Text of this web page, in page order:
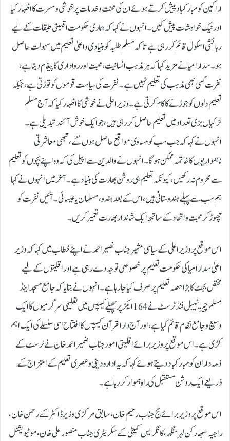
اراکین کو مبارکباد پیش کرتے ہوئے ان کی محنت و خدمات پر خوشی و مسرت کا اظہار کیا
اور نیک خواہشات پیش کیں۔انہوں نے کہا کہ ہماری حکومت اقلیتی طبقات کے لیے
رہائشی اسکول قائم کر رہی ہے تاکہ مسلم طلبہ کو بنیادی و اعلیٰ تعلیم میں سہولت حاصل
ہو۔سدارامیا نے مزید کہا کہ ہر مذہب انسانیت، محبت اور رواداری کا پیغام دیتا ہے،
نفرت کسی بھی مذہب کی تعلیم نہیں ہے۔ نفرت کی سیاست قوموں کو توڑتی ہے، جبکہ
تعلیم دلوں کو جوڑنے کا کام کرتی ہے۔ وزیر اعلیٰ نے خوشی کا اظہار کیا کہ آج مسلم
لڑکیاں بڑی تعداد میں تعلیم حاصل کر رہی ہیں، جو ایک خوش آئند تبدیلی ہے۔
انہوں نے کہا کہ جب سب کو مساوی مواقع حاصل ہوں گے، تبھی معاشرتی
ناہمواریوں کا خاتمہ ممکن ہوگا۔ انہوں نے والدین سے اپیل کی کہ وہ اپنے بچوں کو تعلیم
سے محروم نہ رکھیں، کیونکہ تعلیم ہی روشن بھارت کی بنیاد ہے۔ آخر میں انہوں نے کہا
ہم سب سے پہلے ہندوستانی ہیں، اس کے بعد ہندو، مسلمان یا عیسائی۔ آئیں نفرت کو
چھوڑ کر محبت و اتحاد کے ساتھ ایک شاندار بھارت تعمیر کریں۔
اس موقع پر وزیر اعلیٰ کے سیاسی مشیر جناب نصیر احمد نے اپنے خطاب میں کہا کہ وزیر
اعلیٰ سدارامیا کی حکومت تعلیم پر خصوصی توجہ دے رہی ہے اور اقلیتوں کے لیے
مختص بجٹ کا بڑا حصہ تعلیم پر صرف کیا جا رہا ہے۔ انہوں نے بتایا کہ جامع مسجد اینڈ
مسلم چیریٹیبل فنڈ ٹرسٹ نے 164 ایکڑ پر پھیلے کیمپس میں تعلیمی سرگرمیوں کا ایک
وسیع و جامع نظام قائم کیا ہے، اور آج دارالقرآن کیمپس کا افتتاح اسی سلسلے کی ایک اہم
کڑی ہے۔ اس موقع پر وزیر برائے اقلیتی امور جناب ضمیر احمد خان نے ٹرسٹ کے
ذمہ داران کو مبارکباد دیتے ہوئے کہا کہ یہ ادارہ دینی و عصری تعلیم کے امتزاج کے
ذریعے ایک روشن مستقبل کی راہ ہموار کر رہا ہے۔
اس موقع پر وزیر برائے حج جناب رحیم خان، سابق مرکزی وزیر ڈاکٹر کے رحمن خان،
راجیہ سبھا رکن لہر سنگھ، کانگریس کمیٹی کے سکریٹری جناب منصور علی خان، موٹیویشنل